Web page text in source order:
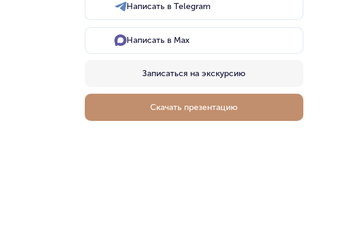
Написать в Telegram
Написать в Max
Записаться на экскурсию
Скачать презентацию